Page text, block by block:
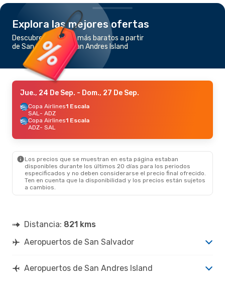
Explora las mejores ofertas
Descubre los vuelos más baratos a partir
de San Salvador a San Andres Island
Jue., 24 De Sep. - Dom., 27 De Sep.
Copa Airlines1 Escala
SAL- ADZ
Copa Airlines1 Escala
ADZ- SAL
Los precios que se muestran en esta página estaban
disponibles durante los últimos 20 días para los periodos
especificados y no deben considerarse el precio final ofrecido.
Ten en cuenta que la disponibilidad y los precios están sujetos
a cambios.
Distancia: 821 kms
Aeropuertos de San Salvador
Aeropuertos de San Andres Island